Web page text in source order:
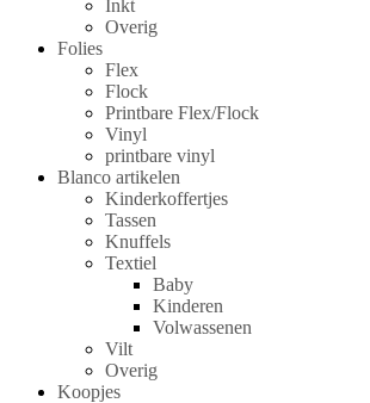
Inkt
Overig
Folies
Flex
Flock
Printbare Flex/Flock
Vinyl
printbare vinyl
Blanco artikelen
Kinderkoffertjes
Tassen
Knuffels
Textiel
Baby
Kinderen
Volwassenen
Vilt
Overig
Koopjes